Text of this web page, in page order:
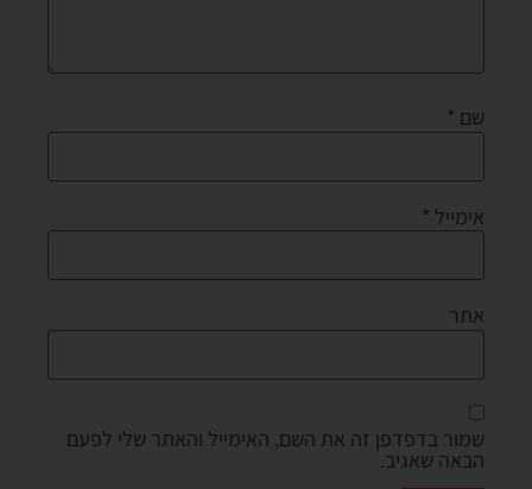
שם *
אימייל *
אתר
שמור בדפדפן זה את השם, האימייל והאתר שלי לפעם
הבאה שאגיב.